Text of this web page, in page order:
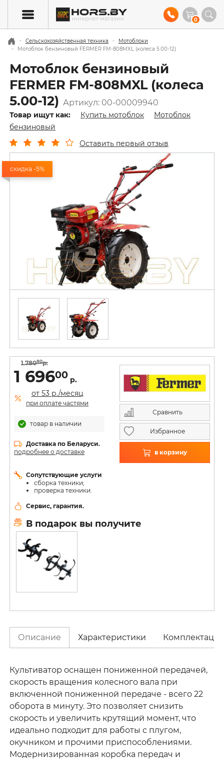
0
Сельскохозяйственная техника
Мотоблоки
Мотоблок бензиновый FERMER FM-808MXL (колеса 5.00-12)
Мотоблок бензиновый
FERMER FM-808MXL (колеса
5.00-12) Артикул: 00-00009940
Товар ищут как: Купить мотоблок
Мотоблок
бензиновый
Оставить первый отзыв
скидка -5%
1 78080р.
1 69600 р.
от 53 р./месяц
при оплате частями
товар в наличии
Доставка по Беларуси.
подробнее о доставке
Сравнить
Избранное
в корзину
Сопутствующие услуги
сборка техники;
проверка техники.
Сервис, гарантия.
В подарок вы получите
Описание Характеристики Комплектация
Культиватор оснащен пониженной передачей,
cкорость вращения колесного вала при
включенной пониженной передаче - всего 22
оборота в минуту. Это позволяет снизить
скорость и увеличить крутящий момент, что
идеально подходит для работы с плугом,
окучником и прочими приспособлениями.
Модернизированная коробка передач и